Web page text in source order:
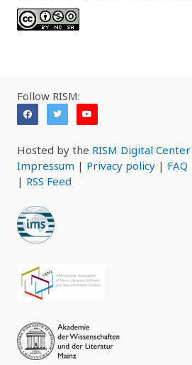
Follow RISM:
Hosted by the RISM Digital Center
Impressum | Privacy policy | FAQ
| RSS Feed